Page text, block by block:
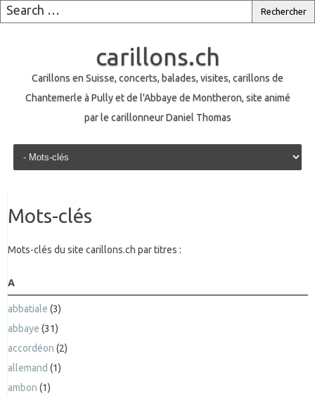
carillons.ch
Carillons en Suisse, concerts, balades, visites, carillons de
Chantemerle à Pully et de l'Abbaye de Montheron, site animé
par le carillonneur Daniel Thomas
Skip to content
Mots-clés
Mots-clés du site carillons.ch par titres :
A
abbatiale (3)
abbaye (31)
accordéon (2)
allemand (1)
ambon (1)